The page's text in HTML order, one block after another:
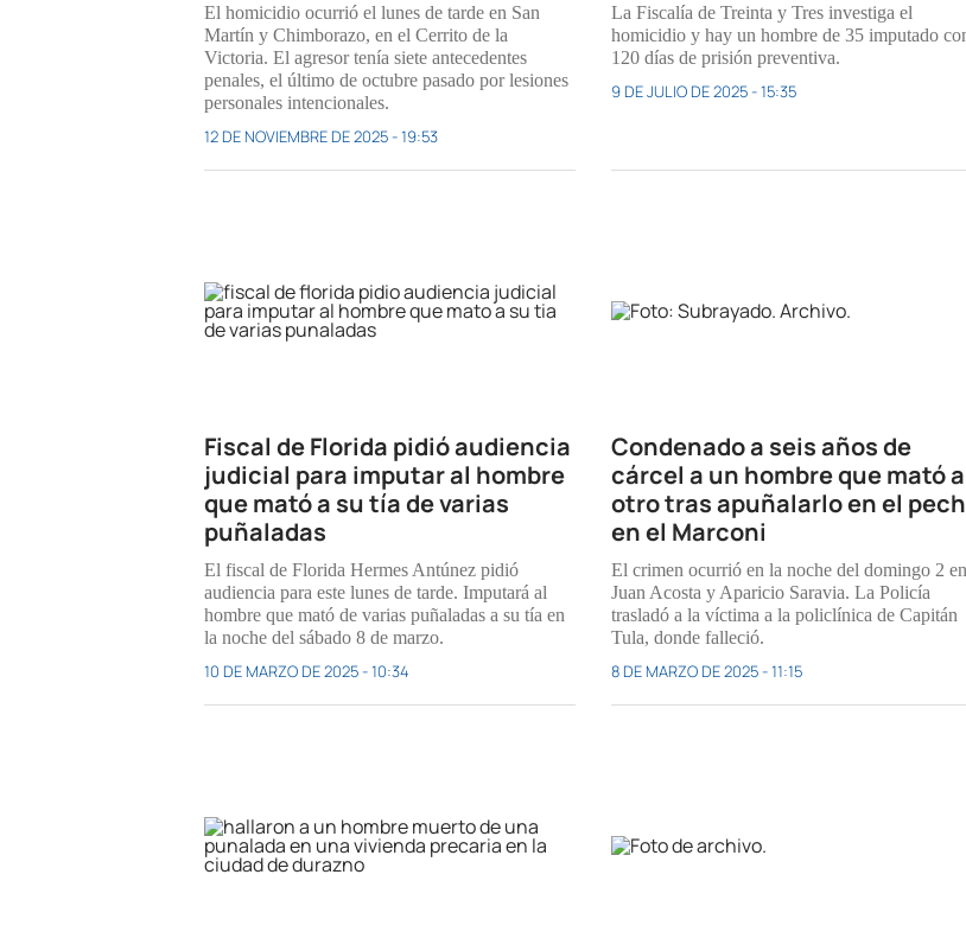
El homicidio ocurrió el lunes de tarde en San
Martín y Chimborazo, en el Cerrito de la
Victoria. El agresor tenía siete antecedentes
penales, el último de octubre pasado por lesiones
personales intencionales.
12 DE NOVIEMBRE DE 2025 - 19:53
La Fiscalía de Treinta y Tres investiga el
homicidio y hay un hombre de 35 imputado
120 días de prisión preventiva.
9 DE JULIO DE 2025 - 15:35
Fiscal de Florida pidió audiencia
judicial para imputar al hombre
que mató a su tía de varias
puñaladas
El fiscal de Florida Hermes Antúnez pidió
audiencia para este lunes de tarde. Imputará al
hombre que mató de varias puñaladas a su tía en
la noche del sábado 8 de marzo.
10 DE MARZO DE 2025 - 10:34
Condenado a seis años de
cárcel a un hombre que mató a
otro tras apuñalarlo en el
en el Marconi
El crimen ocurrió en la noche del domingo 2 en
Juan Acosta y Aparicio Saravia. La Policía
trasladó a la víctima a la policlínica de Capitán
Tula, donde falleció.
8 DE MARZO DE 2025 - 11:15